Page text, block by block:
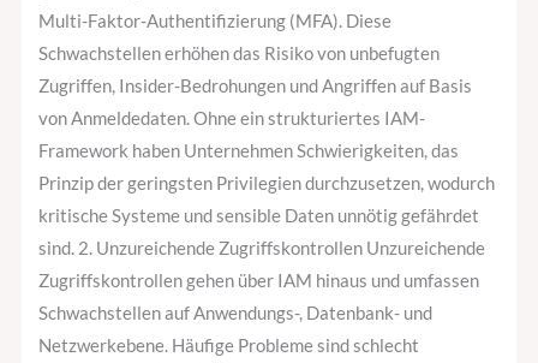
Multi-Faktor-Authentifizierung (MFA). Diese
Schwachstellen erhöhen das Risiko von unbefugten
Zugriffen, Insider-Bedrohungen und Angriffen auf Basis
von Anmeldedaten. Ohne ein strukturiertes IAM-
Framework haben Unternehmen Schwierigkeiten, das
Prinzip der geringsten Privilegien durchzusetzen, wodurch
kritische Systeme und sensible Daten unnötig gefährdet
sind. 2. Unzureichende Zugriffskontrollen Unzureichende
Zugriffskontrollen gehen über IAM hinaus und umfassen
Schwachstellen auf Anwendungs-, Datenbank- und
Netzwerkebene. Häufige Probleme sind schlecht